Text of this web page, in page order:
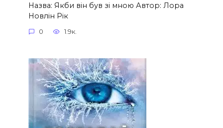
Назва: Якби він був зі мною Автор: Лора
Новлін Рік
0 1.9к.